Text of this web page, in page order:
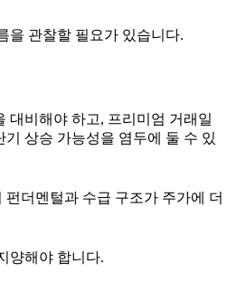
을 관찰할 필요가 있습니다.
대비해야 하고, 프리미엄 거래일
상승 가능성을 염두에 둘 수 있
더멘털과 수급 구조가 주가에 더
양해야 합니다.